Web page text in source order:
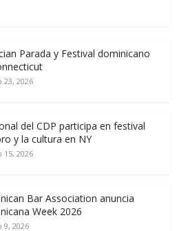
Parada y Festival dominicano
23, 2026
del CDP participa en festival
y la cultura en NY
15, 2026
Bar Association anuncia
Week 2026
9, 2026